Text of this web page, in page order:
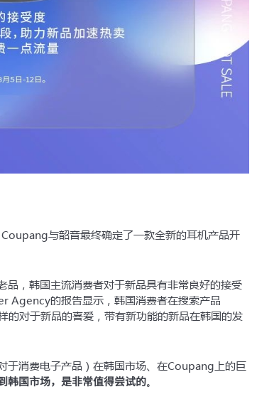
与韶音最终确定了一款全新的耳机产品开
，韩国主流消费者对于新品具有非常良好的接受
Agency的报告显示，韩国消费者在搜索产品
的对于新品的喜爱，带有新功能的新品在韩国的发
于消费电子产品）在韩国市场、在Coupang上的巨
韩国市场，是非常值得尝试的。